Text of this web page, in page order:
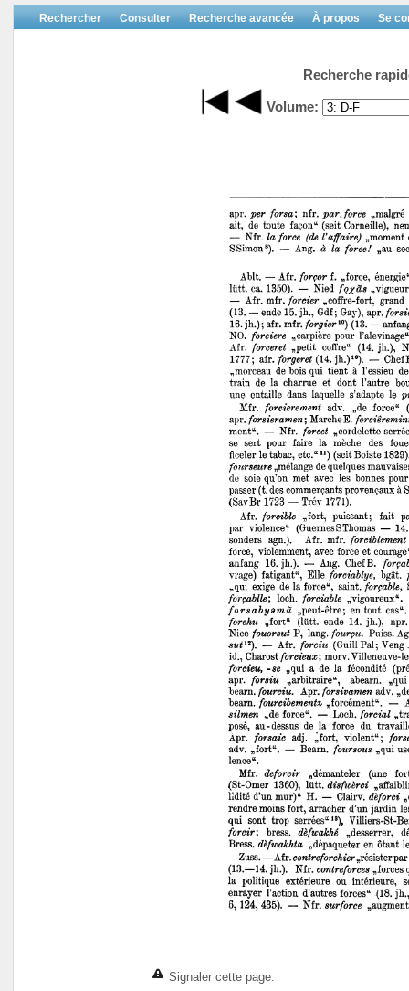
Rechercher Consulter Recherche avancée À propos Se
Recherche
Volume:
Signaler cette page.